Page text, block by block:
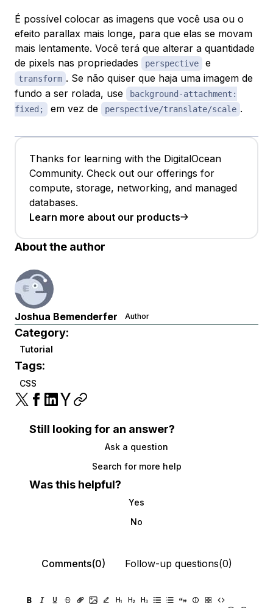
É possível colocar as imagens que você usa ou o
efeito parallax mais longe, para que elas se movam
mais lentamente. Você terá que alterar a quantidade
de pixels nas propriedades
perspective e
transform . Se não quiser que haja uma imagem de
fundo a ser rolada, use
background-attachment:
fixed;
em vez de perspective/translate/scale .
Thanks for learning with the DigitalOcean
Community. Check out our offerings for
compute, storage, networking, and managed
databases.
Learn more about our products
About the author
Joshua Bemenderfer Author
Category:
Tutorial
Tags:
CSS
Still looking for an answer?
Ask a question
Search for more help
Was this helpful?
Yes
No
Comments(0) Follow-up questions(0)